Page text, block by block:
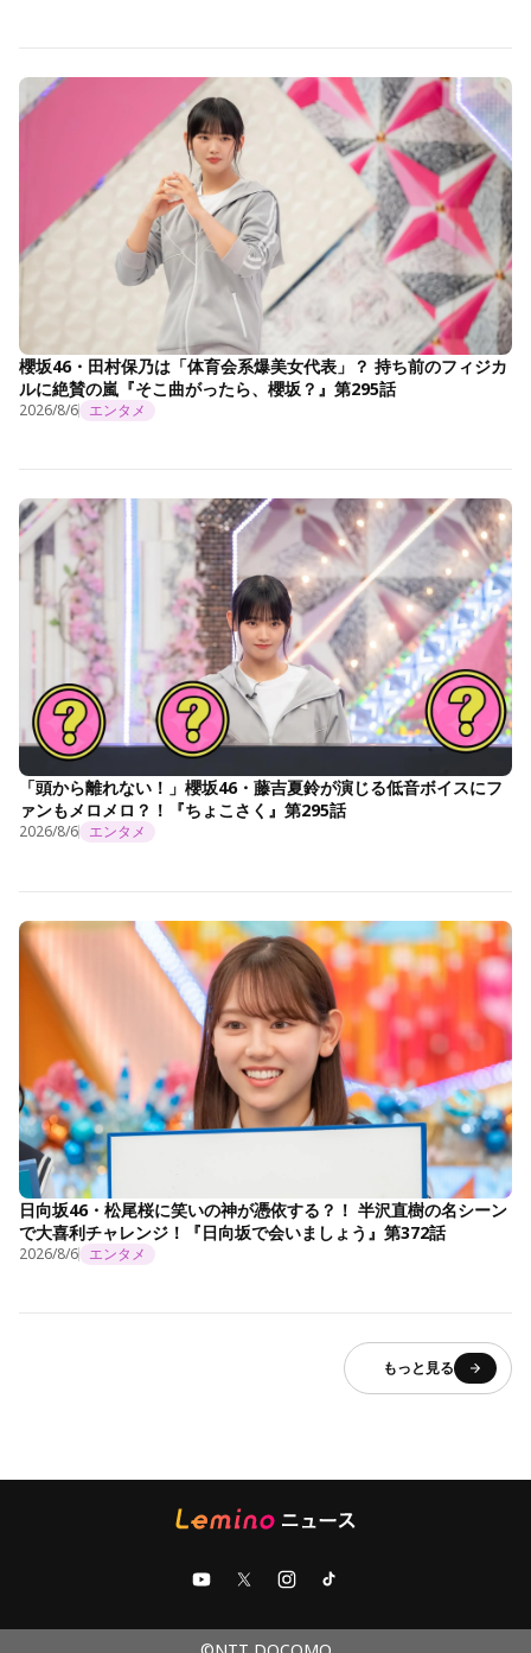
櫻坂46・田村保乃は「体育会系爆美女代表」？ 持ち前のフィジカ
ルに絶賛の嵐『そこ曲がったら、櫻坂？』第295話
2026/8/6 エンタメ
「頭から離れない！」櫻坂46・藤吉夏鈴が演じる低音ボイスにフ
ァンもメロメロ？！『ちょこさく』第295話
2026/8/6 エンタメ
日向坂46・松尾桜に笑いの神が憑依する？！ 半沢直樹の名シーン
で大喜利チャレンジ！『日向坂で会いましょう』第372話
2026/8/6 エンタメ
もっと見る